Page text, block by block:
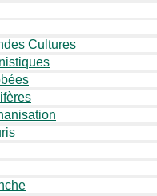
Cultures